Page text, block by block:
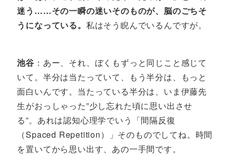
迷う……その一瞬の迷いそのものが、脳のごちそ
うになっている。 私はそう睨んでいるんですが。
池谷 ：あー、それ、ぼくもずっと同じこと感じて
いて。半分は当たっていて、もう半分は、もっと
面白いんです。当たっている半分は、いま伊藤先
生がおっしゃった”少し忘れた頃に思い出させ
る”。あれは認知心理学でいう「間隔反復
（Spaced Repetition）」そのものでしてね。時間
を置いてから思い出す、あの一手間です。